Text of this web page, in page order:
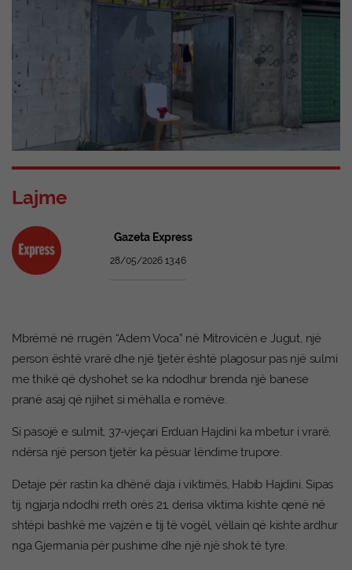
Lajme
Gazeta Express
28/05/2026 13:46
Mbrëmë në rrugën “Adem Voca” në Mitrovicën e Jugut, një
person është vrarë dhe një tjetër është plagosur pas një sulmi
me thikë që dyshohet se ka ndodhur brenda një banese
pranë asaj që njihet si mëhalla e romëve.
Si pasojë e sulmit, 37-vjeçari Erduan Hajdini ka mbetur i vrarë,
ndërsa një person tjetër ka pësuar lëndime trupore.
Detaje për rastin ka dhënë daja i viktimës, Habib Hajdini. Sipas
tij, ngjarja ndodhi rreth orës 21, derisa viktima kishte qenë në
shtëpi bashkë me vajzën e tij të vogël, vëllain që kishte ardhur
nga Gjermania për pushime dhe një një shok të tyre.